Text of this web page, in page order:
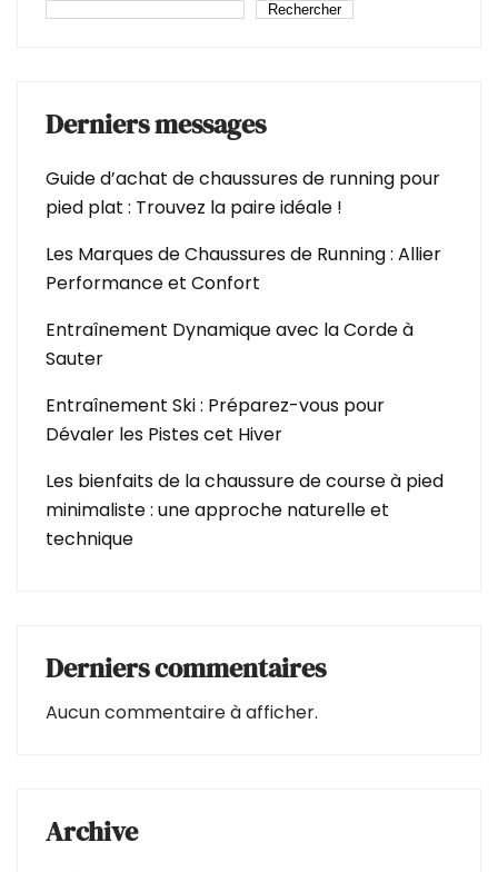
Rechercher
Derniers messages
Guide d’achat de chaussures de running pour
pied plat : Trouvez la paire idéale !
Les Marques de Chaussures de Running : Allier
Performance et Confort
Entraînement Dynamique avec la Corde à
Sauter
Entraînement Ski : Préparez-vous pour
Dévaler les Pistes cet Hiver
Les bienfaits de la chaussure de course à pied
minimaliste : une approche naturelle et
technique
Derniers commentaires
Aucun commentaire à afficher.
Archive